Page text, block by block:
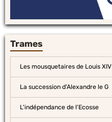
Trames
Les mousquetaires de Louis XIV
La succession d'Alexandre le G
L'indépendance de l'Ecosse